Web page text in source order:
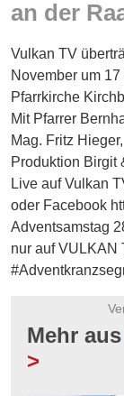
Energie
Schnöll
gfrogt
Zonen
Podcast
an der
Vulkan TV
November um
Pfarrkirche
Mit Pfarrer
Mag. Fritz Hieger,
Produktion Birgit
Live auf Vulkan
oder Facebook
Adventsamstag
nur auf VULKAN
Mehr aus
>